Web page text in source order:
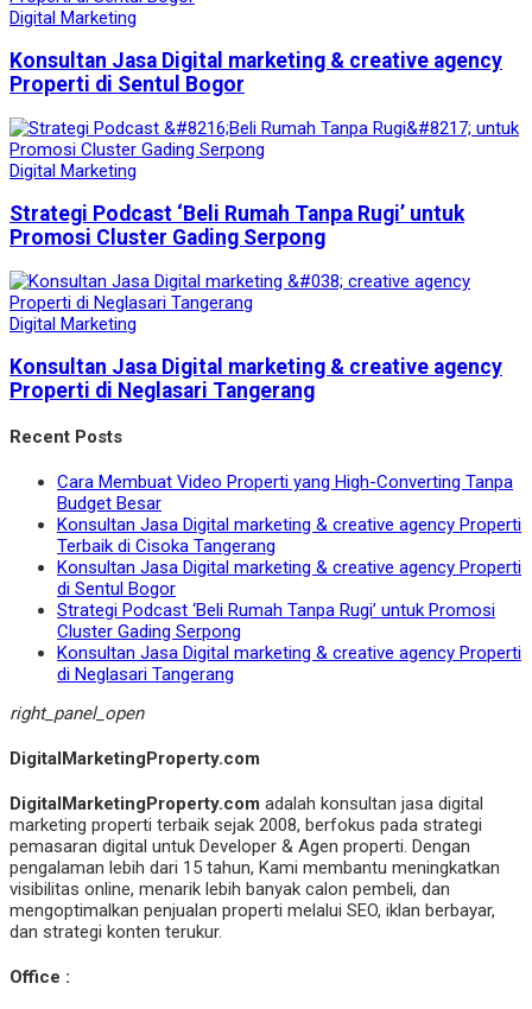
Digital Marketing
Konsultan Jasa Digital marketing & creative agency
Properti di Sentul Bogor
Digital Marketing
Strategi Podcast ‘Beli Rumah Tanpa Rugi’ untuk
Promosi Cluster Gading Serpong
Digital Marketing
Konsultan Jasa Digital marketing & creative agency
Properti di Neglasari Tangerang
Recent Posts
Cara Membuat Video Properti yang High-Converting Tanpa
Budget Besar
Konsultan Jasa Digital marketing & creative agency Properti
Terbaik di Cisoka Tangerang
Konsultan Jasa Digital marketing & creative agency Properti
di Sentul Bogor
Strategi Podcast ‘Beli Rumah Tanpa Rugi’ untuk Promosi
Cluster Gading Serpong
Konsultan Jasa Digital marketing & creative agency Properti
di Neglasari Tangerang
right_panel_open
DigitalMarketingProperty.com
DigitalMarketingProperty.com adalah konsultan jasa digital
marketing properti terbaik sejak 2008, berfokus pada strategi
pemasaran digital untuk Developer & Agen properti. Dengan
pengalaman lebih dari 15 tahun, Kami membantu meningkatkan
visibilitas online, menarik lebih banyak calon pembeli, dan
mengoptimalkan penjualan properti melalui SEO, iklan berbayar,
dan strategi konten terukur.
Office :